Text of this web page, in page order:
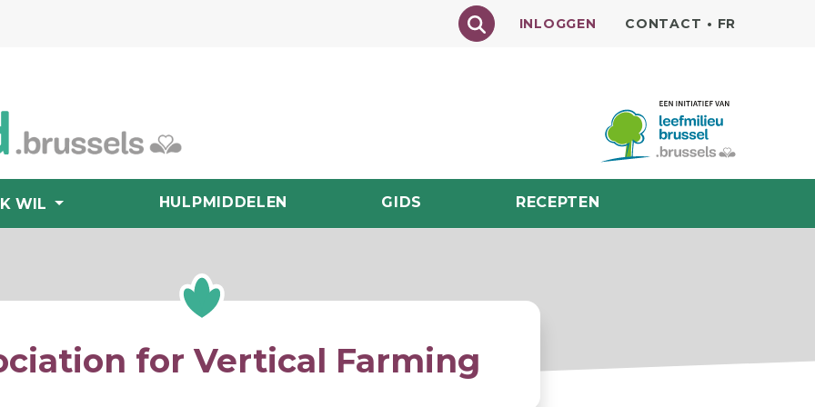
Texte à rechercher
INLOGGEN CONTACT • FR
IK WIL HULPMIDDELEN GIDS RECEPTEN
for Vertical Farming